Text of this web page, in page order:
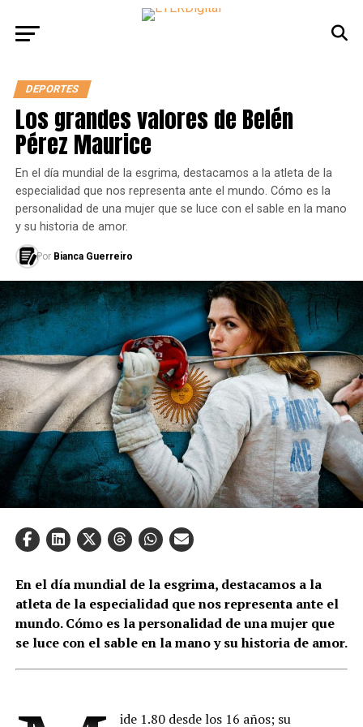
DEPORTES
Los grandes valores de Belén
Pérez Maurice
En el día mundial de la esgrima, destacamos a la atleta de la
especialidad que nos representa ante el mundo. Cómo es la
personalidad de una mujer que se luce con el sable en la mano
y su historia de amor.
Por Bianca Guerreiro
En el día mundial de la esgrima, destacamos a la
atleta de la especialidad que nos representa ante el
mundo. Cómo es la personalidad de una mujer que
se luce con el sable en la mano y su historia de amor.
ide 1.80 desde los 16 años; su